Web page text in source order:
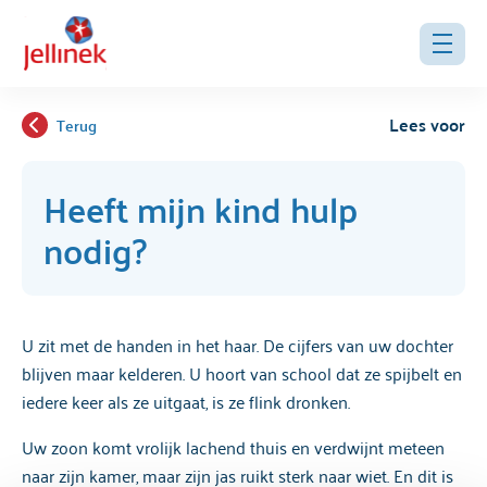
Heeft mijn kind hulp
nodig?
Terug Lees voor
U zit met de handen in het haar. De cijfers van uw dochter
blijven maar kelderen. U hoort van school dat ze spijbelt en
iedere keer als ze uitgaat, is ze flink dronken.
Uw zoon komt vrolijk lachend thuis en verdwijnt meteen
naar zijn kamer, maar zijn jas ruikt sterk naar wiet. En dit is